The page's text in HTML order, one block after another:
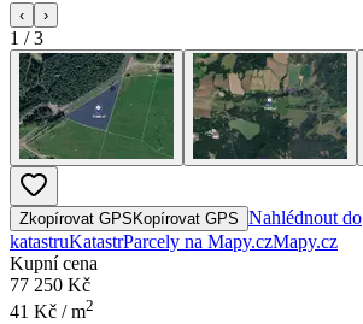
‹ ›
1 /3
Zkopírovat GPS Kopírovat GPS Nahlédnout do
katastruKatastrParcely na Mapy.czMapy.cz
Kupní cena
77 250 Kč
41 Kč / m2